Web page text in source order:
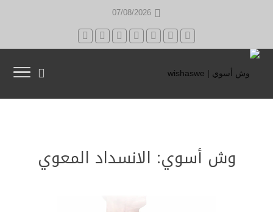
07/08/2026
وش أسوي: الانسداد المعوي